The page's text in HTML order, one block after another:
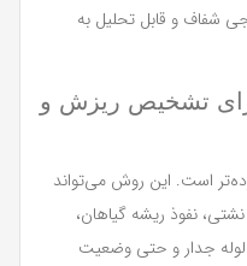
شفاف و قابل تحلیل به
برای تشخیص ریزش و
است. این روش می‌تواند
نفوذ ریشه گیاهان،
جدار و حتی وضعیت